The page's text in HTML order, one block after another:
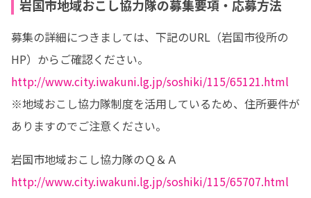
岩国市地域おこし協力隊の募集要項・応募方法
募集の詳細につきましては、下記のURL（岩国市役所の
http://www.city.iwakuni.lg.jp/soshiki/115/65121.html
※地域おこし協力隊制度を活用しているため、住所要件が
ありますのでご注意ください。
http://www.city.iwakuni.lg.jp/soshiki/115/65707.html